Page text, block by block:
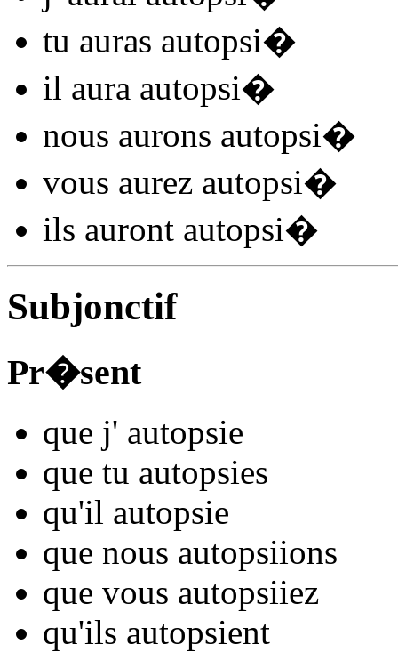
tu auras autopsi�
il aura autopsi�
nous aurons autopsi�
vous aurez autopsi�
ils auront autopsi�
Subjonctif
Pr�sent
que j' autopsie
que tu autopsies
qu'il autopsie
que nous autopsiions
que vous autopsiiez
qu'ils autopsient